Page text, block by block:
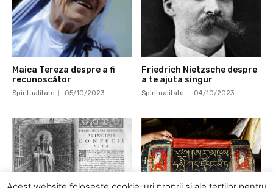
Maica Tereza despre a fi
recunoscător
Spiritualitate 05/10/2023
Friedrich Nietzsche despre
a te ajuta singur
Spiritualitate 04/10/2023